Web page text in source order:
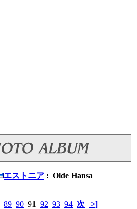
エストニア : Olde Hansa
89 90 91 92 93 94 次 >]